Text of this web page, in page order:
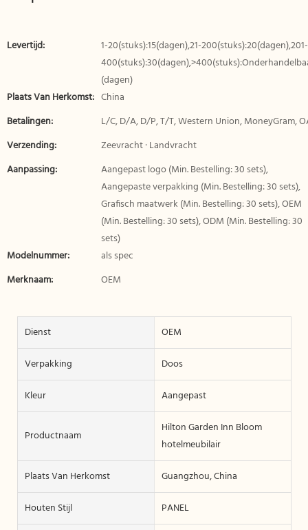
Levertijd:
1-20(stuks):15(dagen),21-200(stuks):20(dagen),201-
(dagen)
Plaats Van Herkomst: China
Betalingen:
L/C, D/A, D/P, T/T, Western Union, MoneyGram,
Verzending:
Zeevracht · Landvracht
Aanpassing:
Aangepast logo (Min. Bestelling: 30 sets),
Aangepaste verpakking (Min. Bestelling: 30 sets),
Grafisch maatwerk (Min. Bestelling: 30 sets), OEM
(Min. Bestelling: 30 sets), ODM (Min. Bestelling: 30
sets)
Modelnummer:
als spec
Merknaam:
OEM
Dienst
OEM
Verpakking
Doos
Kleur
Aangepast
Productnaam
Hilton Garden Inn Bloom
hotelmeubilair
Plaats Van Herkomst
Guangzhou, China
Houten Stijl
PANEL